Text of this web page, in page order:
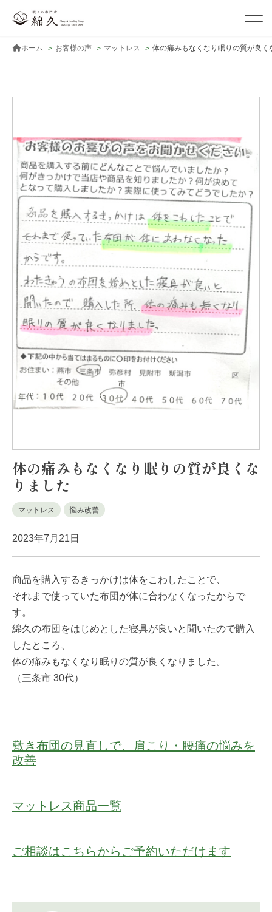
ホーム お客様の声 マットレス 体の痛みもなくなり眠りの質が良く
体の痛みもなくなり眠りの質が良くな
りました
マットレス 悩み改善
2023年7月21日
商品を購入するきっかけは体をこわしたことで、
それまで使っていた布団が体に合わなくなったからで
す。
綿久の布団をはじめとした寝具が良いと聞いたので購入
したところ、
体の痛みもなくなり眠りの質が良くなりました。
（三条市 30代）
敷き布団の見直しで、肩こり・腰痛の悩みを
改善
マットレス商品一覧
ご相談はこちらからご予約いただけます